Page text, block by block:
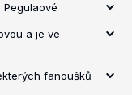
a je ve
fanoušků